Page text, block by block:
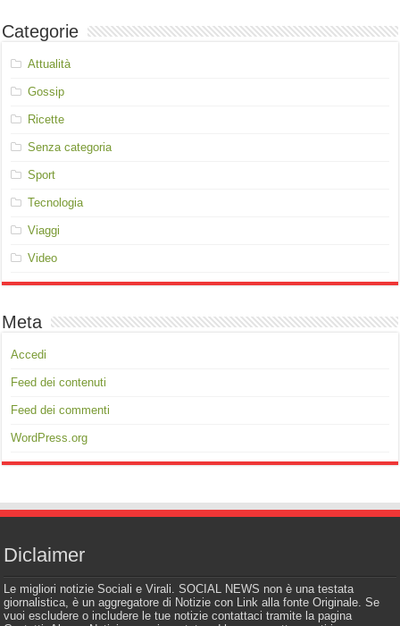
Categorie
Attualità
Gossip
Ricette
Senza categoria
Sport
Tecnologia
Viaggi
Video
Meta
Accedi
Feed dei contenuti
Feed dei commenti
WordPress.org
Diclaimer
Le migliori notizie Sociali e Virali. SOCIAL NEWS non è una testata
giornalistica, è un aggregatore di Notizie con Link alla fonte Originale. Se
vuoi escludere o includere le tue notizie contattaci tramite la pagina